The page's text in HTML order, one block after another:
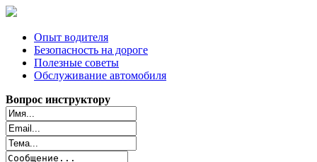
Опыт водителя
Безопасность на дороге
Полезные советы
Обслуживание автомобиля
Вопрос инструктору